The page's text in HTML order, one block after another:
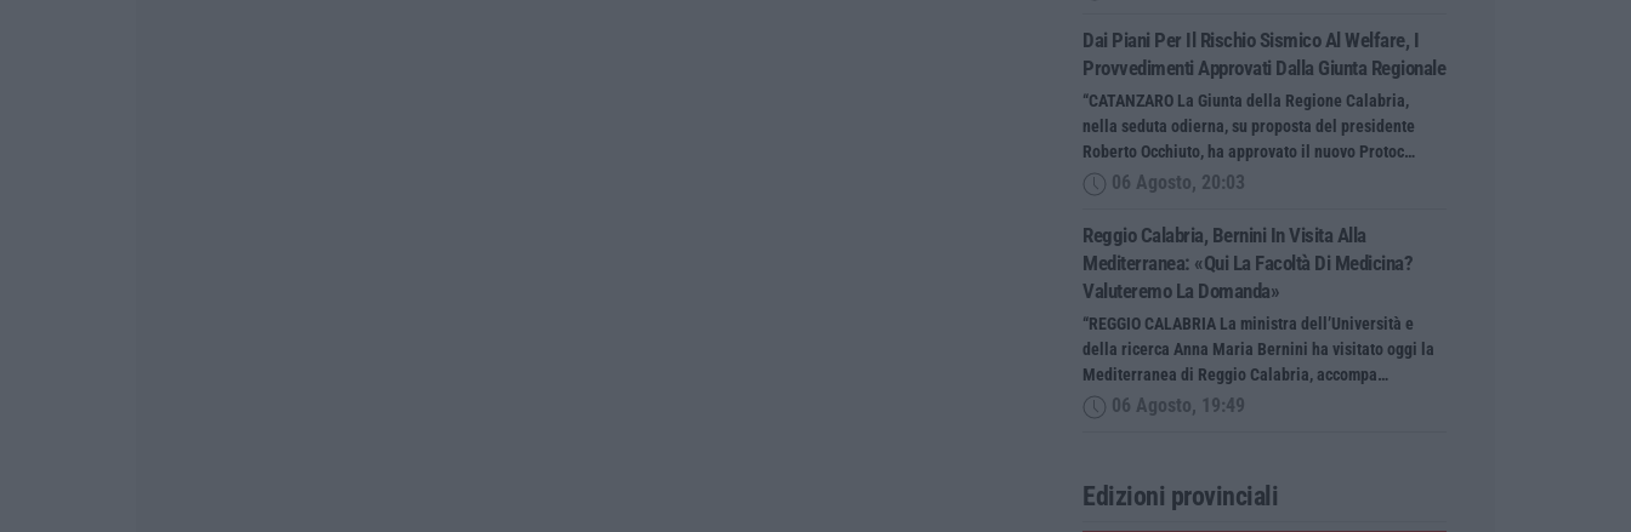
Dai Piani Per Il Rischio Sismico Al Welfare, I
Provvedimenti Approvati Dalla Giunta Regionale
“CATANZARO La Giunta della Regione Calabria,
nella seduta odierna, su proposta del presidente
Roberto Occhiuto, ha approvato il nuovo Protoc…
06 Agosto, 20:03
Reggio Calabria, Bernini In Visita Alla
Mediterranea: «Qui La Facoltà Di Medicina?
Valuteremo La Domanda»
“REGGIO CALABRIA La ministra dell’Università e
della ricerca Anna Maria Bernini ha visitato oggi la
Mediterranea di Reggio Calabria, accompa…
06 Agosto, 19:49
Edizioni provinciali